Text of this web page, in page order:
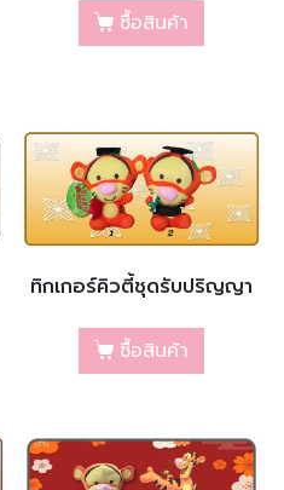
ซื้อสินค้า
ทิกเกอร์คิวตี้ชุดรับปริญญา
ซื้อสินค้า